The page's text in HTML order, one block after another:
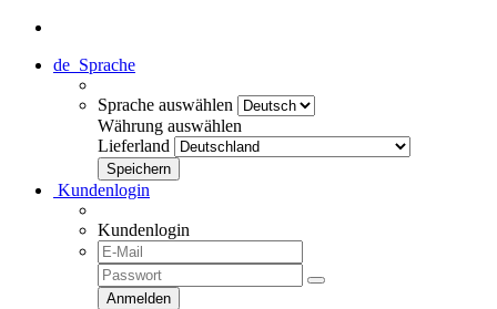
de Sprache
Sprache auswählen
Währung auswählen
Lieferland
Kundenlogin
Kundenlogin